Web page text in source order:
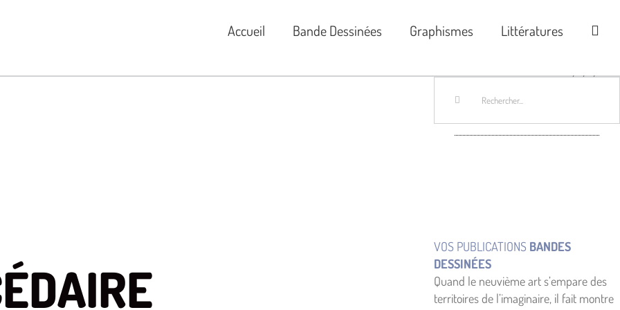
Accueil Bande Dessinées Graphismes Littératures
VOS PUBLICATIONS BANDES
DESSINÉES
Quand le neuvième art s’empare des
territoires de l’imaginaire, il fait montre